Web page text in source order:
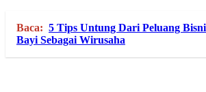
Baca: 5 Tips Untung Dari Peluang
Bayi Sebagai Wirusaha